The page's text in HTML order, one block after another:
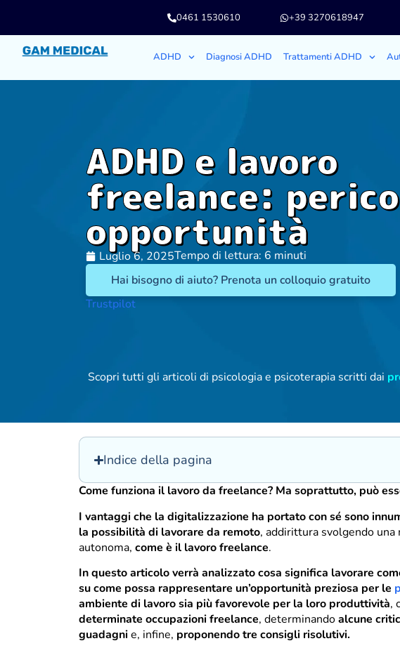
0461 1530610 +39 3270618947
ADHD Diagnosi ADHD Trattamenti ADHD
ADHD e lavoro
freelance:
opportunità
Luglio 6, 2025Tempo di lettura: 6 minuti
Hai bisogno di aiuto? Prenota un colloquio gratuito
Trustpilot
Scopri tutti gli articoli di psicologia e psicoterapia scritti dai
Indice della pagina
Come funziona il lavoro da freelance? Ma soprattutto, può
I vantaggi che la digitalizzazione ha portato con sé sono
la possibilità di lavorare da remoto, addirittura svolgendo
autonoma, come è il lavoro freelance.
In questo articolo verrà analizzato cosa significa lavorare
su come possa rappresentare un’opportunità preziosa per le
ambiente di lavoro sia più favorevole per la loro produttività,
determinate occupazioni freelance, determinandoalcune
guadagnie, infine, proponendo tre consigli risolutivi.